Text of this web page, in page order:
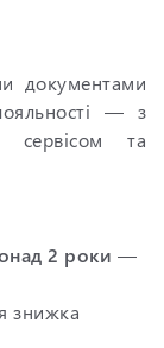
документами
— з
сервісом та
2 роки —
знижка